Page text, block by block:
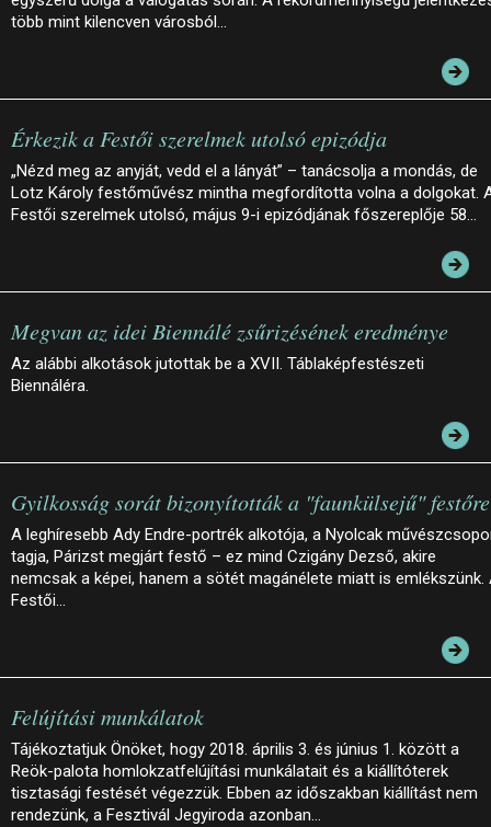
több mint kilencven városból…
Érkezik a Festői szerelmek utolsó epizódja
„Nézd meg az anyját, vedd el a lányát” – tanácsolja a mondás, de
Lotz Károly festőművész mintha megfordította volna a dolgokat.
Festői szerelmek utolsó, május 9-i epizódjának főszereplője 58…
Megvan az idei Biennálé zsűrizésének eredménye
Az alábbi alkotások jutottak be a XVII. Táblaképfestészeti
Biennáléra.
Gyilkosság sorát bizonyították a "faunkülsejű" festőre
A leghíresebb Ady Endre-portrék alkotója, a Nyolcak
tagja, Párizst megjárt festő – ez mind Czigány Dezső, akire
nemcsak a képei, hanem a sötét magánélete miatt is emlékszünk.
Festői…
Felújítási munkálatok
Tájékoztatjuk Önöket, hogy 2018. április 3. és június 1. között a
Reök-palota homlokzatfelújítási munkálatait és a kiállítóterek
tisztasági festését végezzük. Ebben az időszakban kiállítást nem
rendezünk, a Fesztivál Jegyiroda azonban…